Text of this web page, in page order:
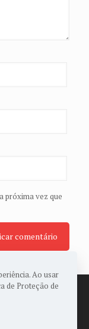
próxima vez que
-
Ao usar
de Proteção de